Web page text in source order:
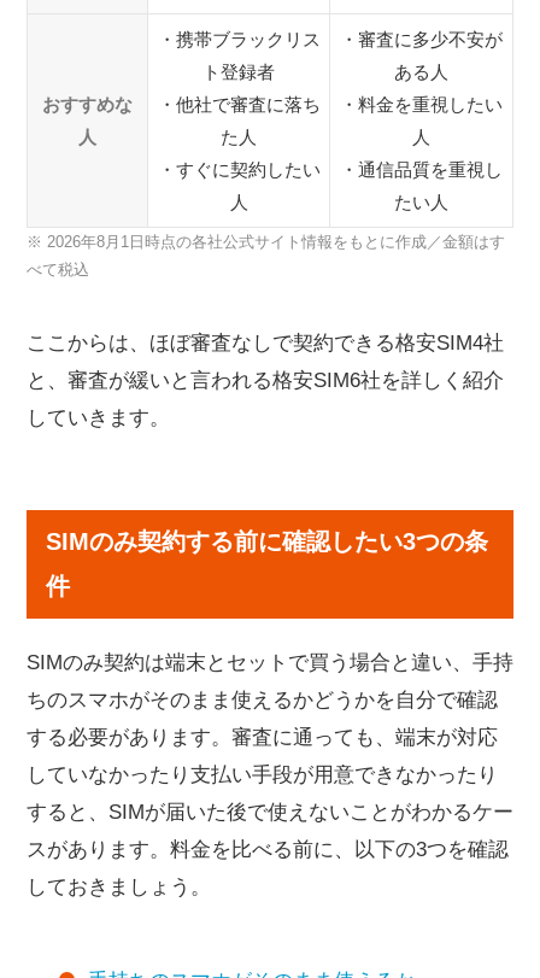
おすすめな
人
・携帯ブラックリス
ト登録者
・他社で審査に落ち
た人
・すぐに契約したい
人
・審査に多少不安が
ある人
・料金を重視したい
人
・通信品質を重視し
たい人
※ 2026年8月1日時点の各社公式サイト情報をもとに作成／金額はす
べて税込
ここからは、ほぼ審査なしで契約できる格安SIM4社
と、審査が緩いと言われる格安SIM6社を詳しく紹介
していきます。
SIMのみ契約する前に確認したい3つの条
件
SIMのみ契約は端末とセットで買う場合と違い、手持
ちのスマホがそのまま使えるかどうかを自分で確認
する必要があります。審査に通っても、端末が対応
していなかったり支払い手段が用意できなかったり
すると、SIMが届いた後で使えないことがわかるケー
スがあります。料金を比べる前に、以下の3つを確認
しておきましょう。